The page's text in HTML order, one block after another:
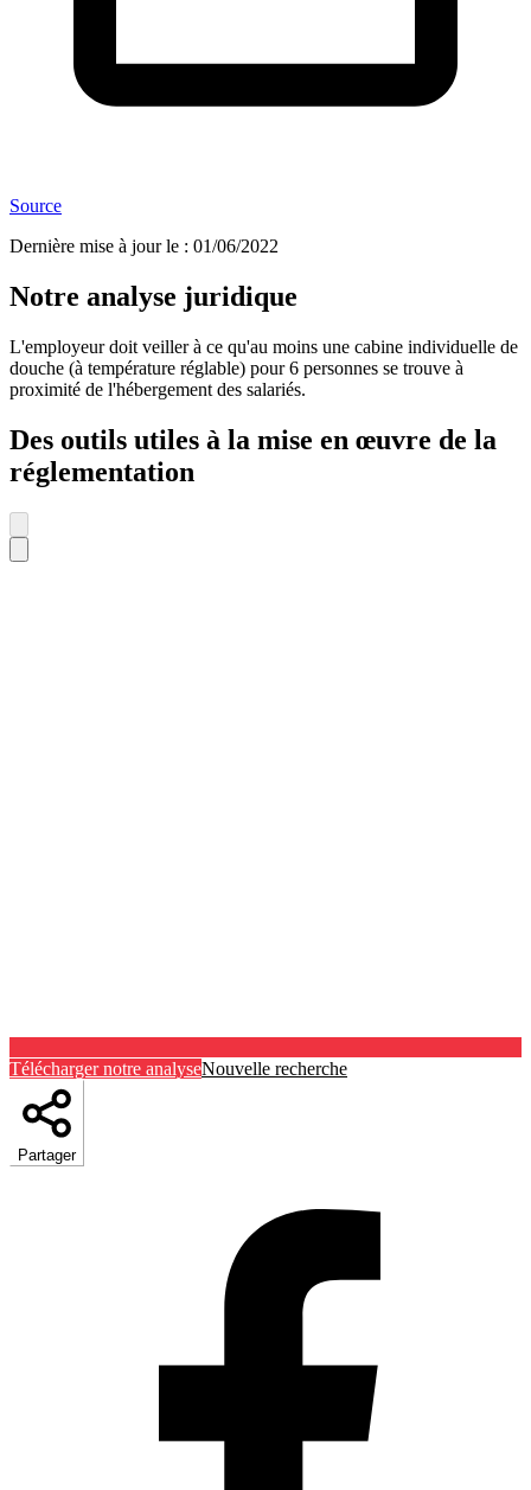
Source
Dernière mise à jour le : 01/06/2022
Notre analyse juridique
L'employeur doit veiller à ce qu'au moins une cabine individuelle de
douche (à température réglable) pour 6 personnes se trouve à
proximité de l'hébergement des salariés.
Des outils utiles à la mise en œuvre de la
réglementation
Télécharger notre analyseNouvelle recherche
Partager